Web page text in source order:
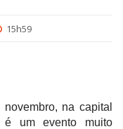
15h59
na capital
é um evento muito